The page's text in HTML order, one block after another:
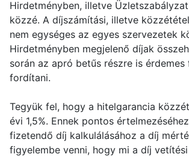
Hirdetményben, illetve
közzé. A díjszámítási, illetve
nem egységes az egyes szervezetek
Hirdetményben megjelenő díjak
során az apró betűs részre is érdemes
fordítani.
Tegyük fel, hogy a hitelgarancia
évi 1,5%. Ennek pontos
fizetendő díj kalkulálásához a díj
figyelembe venni, hogy mi a díj